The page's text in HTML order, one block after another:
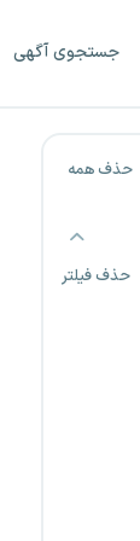
جستجوی آگهی
حذف همه
حذف فیلتر
شاهرود
سیرجان